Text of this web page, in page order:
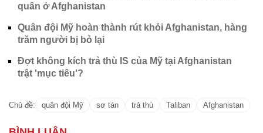
quân ở Afghanistan
Quân đội Mỹ hoàn thành rút khỏi Afghanistan, hàng
trăm người bị bỏ lại
Đợt không kích trả thù IS của Mỹ tại Afghanistan
trật 'mục tiêu'?
Chủ đề: quân đội Mỹ sơ tán trả thù Taliban Afghanistan